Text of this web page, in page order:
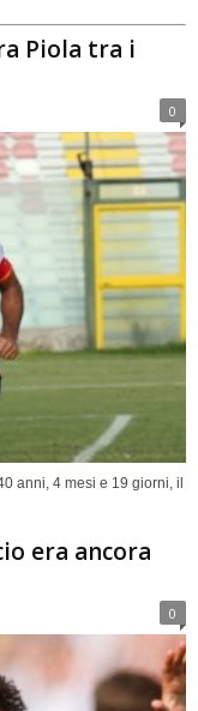
Piola tra i
0
anni, 4 mesi e 19 giorni, il
era ancora
0